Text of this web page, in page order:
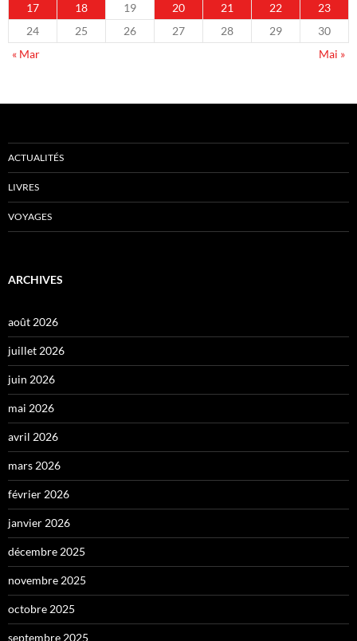
17
18 19 20 21 22
23
24
25 26 27 28 29
30
« Mar
Mai »
ACTUALITÉS
LIVRES
VOYAGES
ARCHIVES
août 2026
juillet 2026
juin 2026
mai 2026
avril 2026
mars 2026
février 2026
janvier 2026
décembre 2025
novembre 2025
octobre 2025
septembre 2025